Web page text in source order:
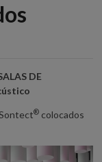
DE
® colocados